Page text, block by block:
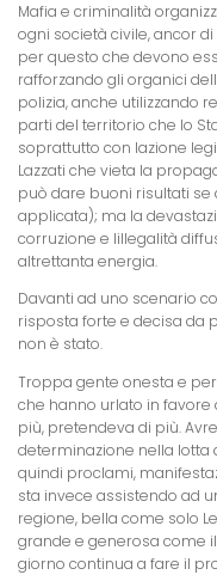
Mafia e criminalità
ogni società civile, ancor di
per questo che devono
rafforzando gli organici
polizia, anche utilizzando
parti del territorio che lo
soprattutto con lazione
Lazzati che vieta la
può dare buoni risultati se
applicata); ma la
corruzione e lillegalità
altrettanta energia.
Davanti ad uno scenario
risposta forte e decisa
non è stato.
Troppa gente onesta e
che hanno urlato in
più, pretendeva di più.
determinazione nella lotta
quindi proclami,
sta invece assistendo ad
regione, bella come solo
grande e generosa come
giorno continua a fare il